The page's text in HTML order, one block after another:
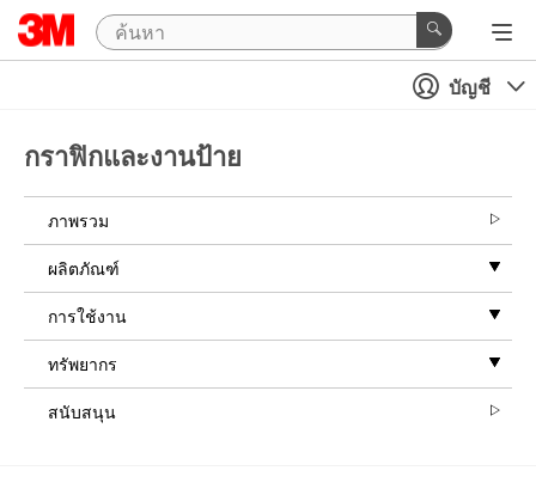
บัญชี
กราฟิกและงานป้าย
ภาพรวม
ผลิตภัณฑ์
การใช้งาน
ทรัพยากร
สนับสนุน